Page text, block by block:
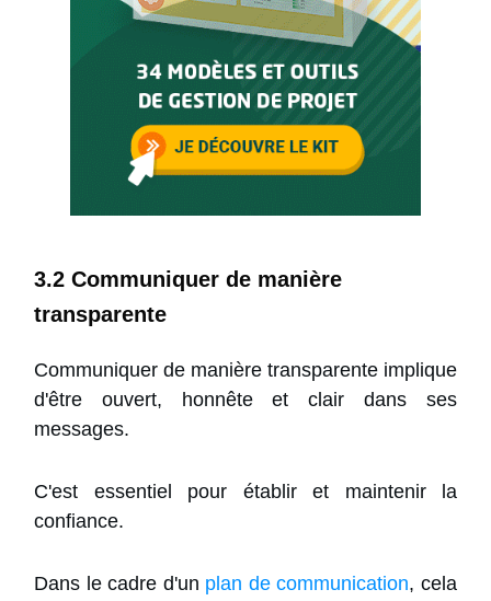
3.2 Communiquer de manière
transparente
Communiquer de manière transparente implique
d'être ouvert, honnête et clair dans ses
messages.
C'est essentiel pour établir et maintenir la
confiance.
Dans le cadre d'un plan de communication, cela